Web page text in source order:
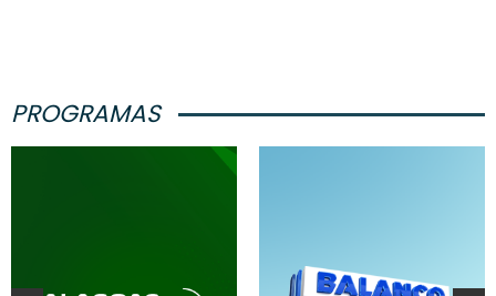
PROGRAMAS